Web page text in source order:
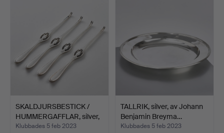
SKALDJURSBESTICK /
HUMMERGAFFLAR, silver,
…
Klubbades 5 feb 2023
TALLRIK, silver, av Johann
Benjamin Breyma…
Klubbades 5 feb 2023